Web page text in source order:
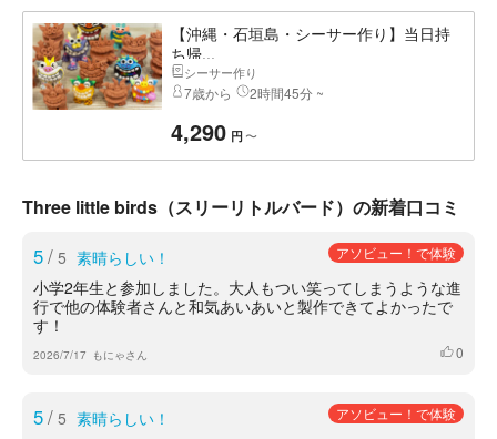
【沖縄・石垣島・シーサー作り】当日持
ち帰...
シーサー作り
7歳から 2時間45分 ~
4,290 円 〜
Three little birds（スリーリトルバード）の新着口コミ
5/ 5 素晴らしい！ アソビュー！で体験
小学2年生と参加しました。大人もつい笑ってしまうような進
行で他の体験者さんと和気あいあいと製作できてよかったで
す！
2026/7/17 もにゃさん いいね
0
5/ 5 素晴らしい！ アソビュー！で体験